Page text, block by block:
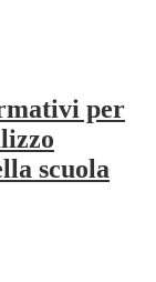
per
scuola